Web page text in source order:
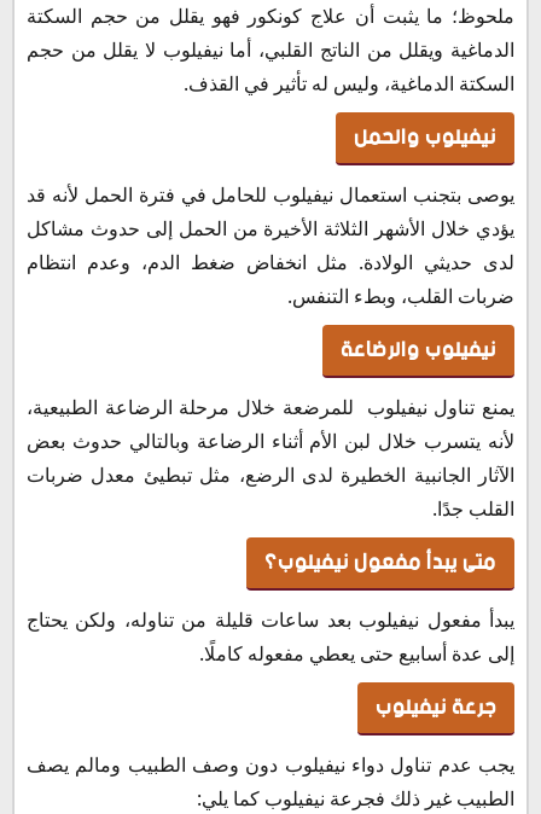
ملحوظ؛ ما يثبت أن علاج كونكور فهو يقلل من حجم السكتة
الدماغية ويقلل من الناتج القلبي، أما نيفيلوب لا يقلل من حجم
السكتة الدماغية، وليس له تأثير في القذف.
نيفيلوب والحمل
يوصى بتجنب استعمال نيفيلوب للحامل في فترة الحمل لأنه قد
يؤدي خلال الأشهر الثلاثة الأخيرة من الحمل إلى حدوث مشاكل
لدى حديثي الولادة. مثل انخفاض ضغط الدم، وعدم انتظام
ضربات القلب، وبطء التنفس.
نيفيلوب والرضاعة
يمنع تناول نيفيلوب للمرضعة خلال مرحلة الرضاعة الطبيعية،
لأنه يتسرب خلال لبن الأم أثناء الرضاعة وبالتالي حدوث بعض
الآثار الجانبية الخطيرة لدى الرضع، مثل تبطيئ معدل ضربات
القلب جدًا.
متى يبدأ مفعول نيفيلوب؟
يبدأ مفعول نيفيلوب بعد ساعات قليلة من تناوله، ولكن يحتاج
إلى عدة أسابيع حتى يعطي مفعوله كاملًا.
جرعة نيفيلوب
يجب عدم تناول دواء نيفيلوب دون وصف الطبيب ومالم يصف
الطبيب غير ذلك فجرعة نيفيلوب كما يلي: